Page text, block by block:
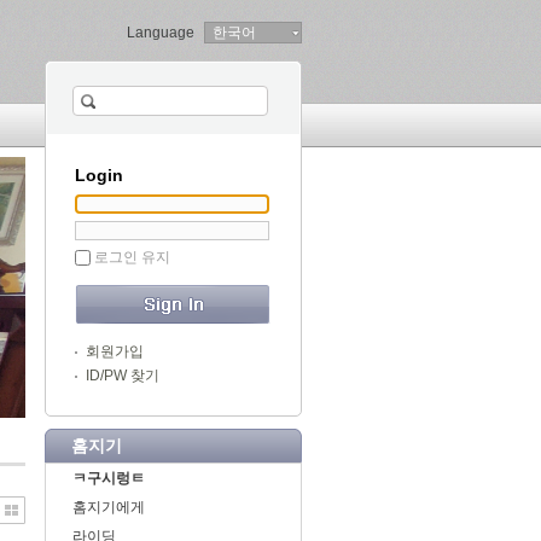
Language 한국어
Login
로그인 유지
회원가입
ID/PW 찾기
홈지기
ㅋ구시렁ㅌ
홈지기에게
라이딩